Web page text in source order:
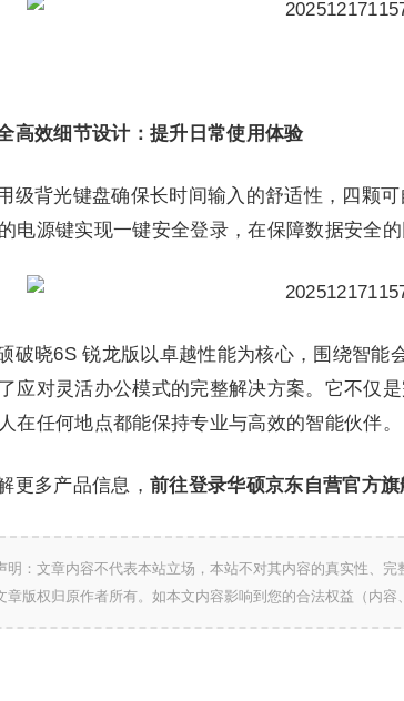
高效细节设计：提升日常使用体验
级背光键盘确保长时间输入的舒适性，四颗
电源键实现一键安全登录，在保障数据安全的
破晓6S 锐龙版以卓越性能为核心，围绕智能
应对灵活办公模式的完整解决方案。它不仅
在任何地点都能保持专业与高效的智能伙伴。
更多产品信息， 前往登录华硕京东自营官方旗
明：文章内容不代表本站立场，本站不对其内容的真实性、
章版权归原作者所有。如本文内容影响到您的合法权益（内容